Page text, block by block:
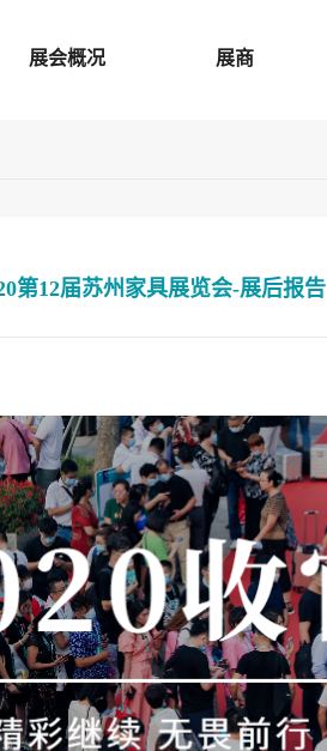
展会概况 展商
第12届苏州家具展览会-展后报告